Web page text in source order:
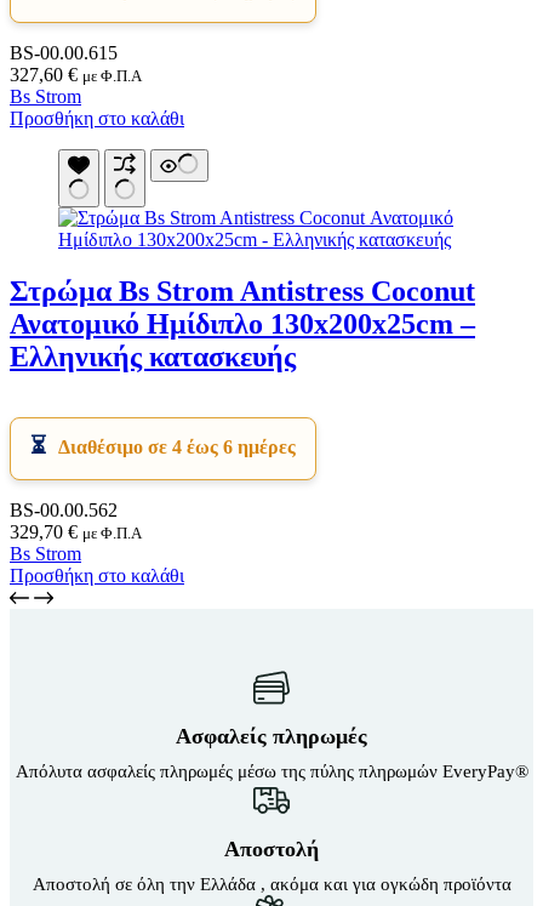
BS-00.00.615
327,60 € με Φ.Π.Α
Bs Strom
Προσθήκη στο καλάθι
Στρώμα Bs Strom Antistress Coconut
Ανατομικό Ημίδιπλο 130x200x25cm –
Ελληνικής κατασκευής
Διαθέσιμο σε 4 έως 6 ημέρες
BS-00.00.562
329,70 € με Φ.Π.Α
Bs Strom
Προσθήκη στο καλάθι
Ασφαλείς πληρωμές
Απόλυτα ασφαλείς πληρωμές μέσω της πύλης πληρωμών EveryPay®
Αποστολή
Αποστολή σε όλη την Ελλάδα , ακόμα και για ογκώδη προϊόντα